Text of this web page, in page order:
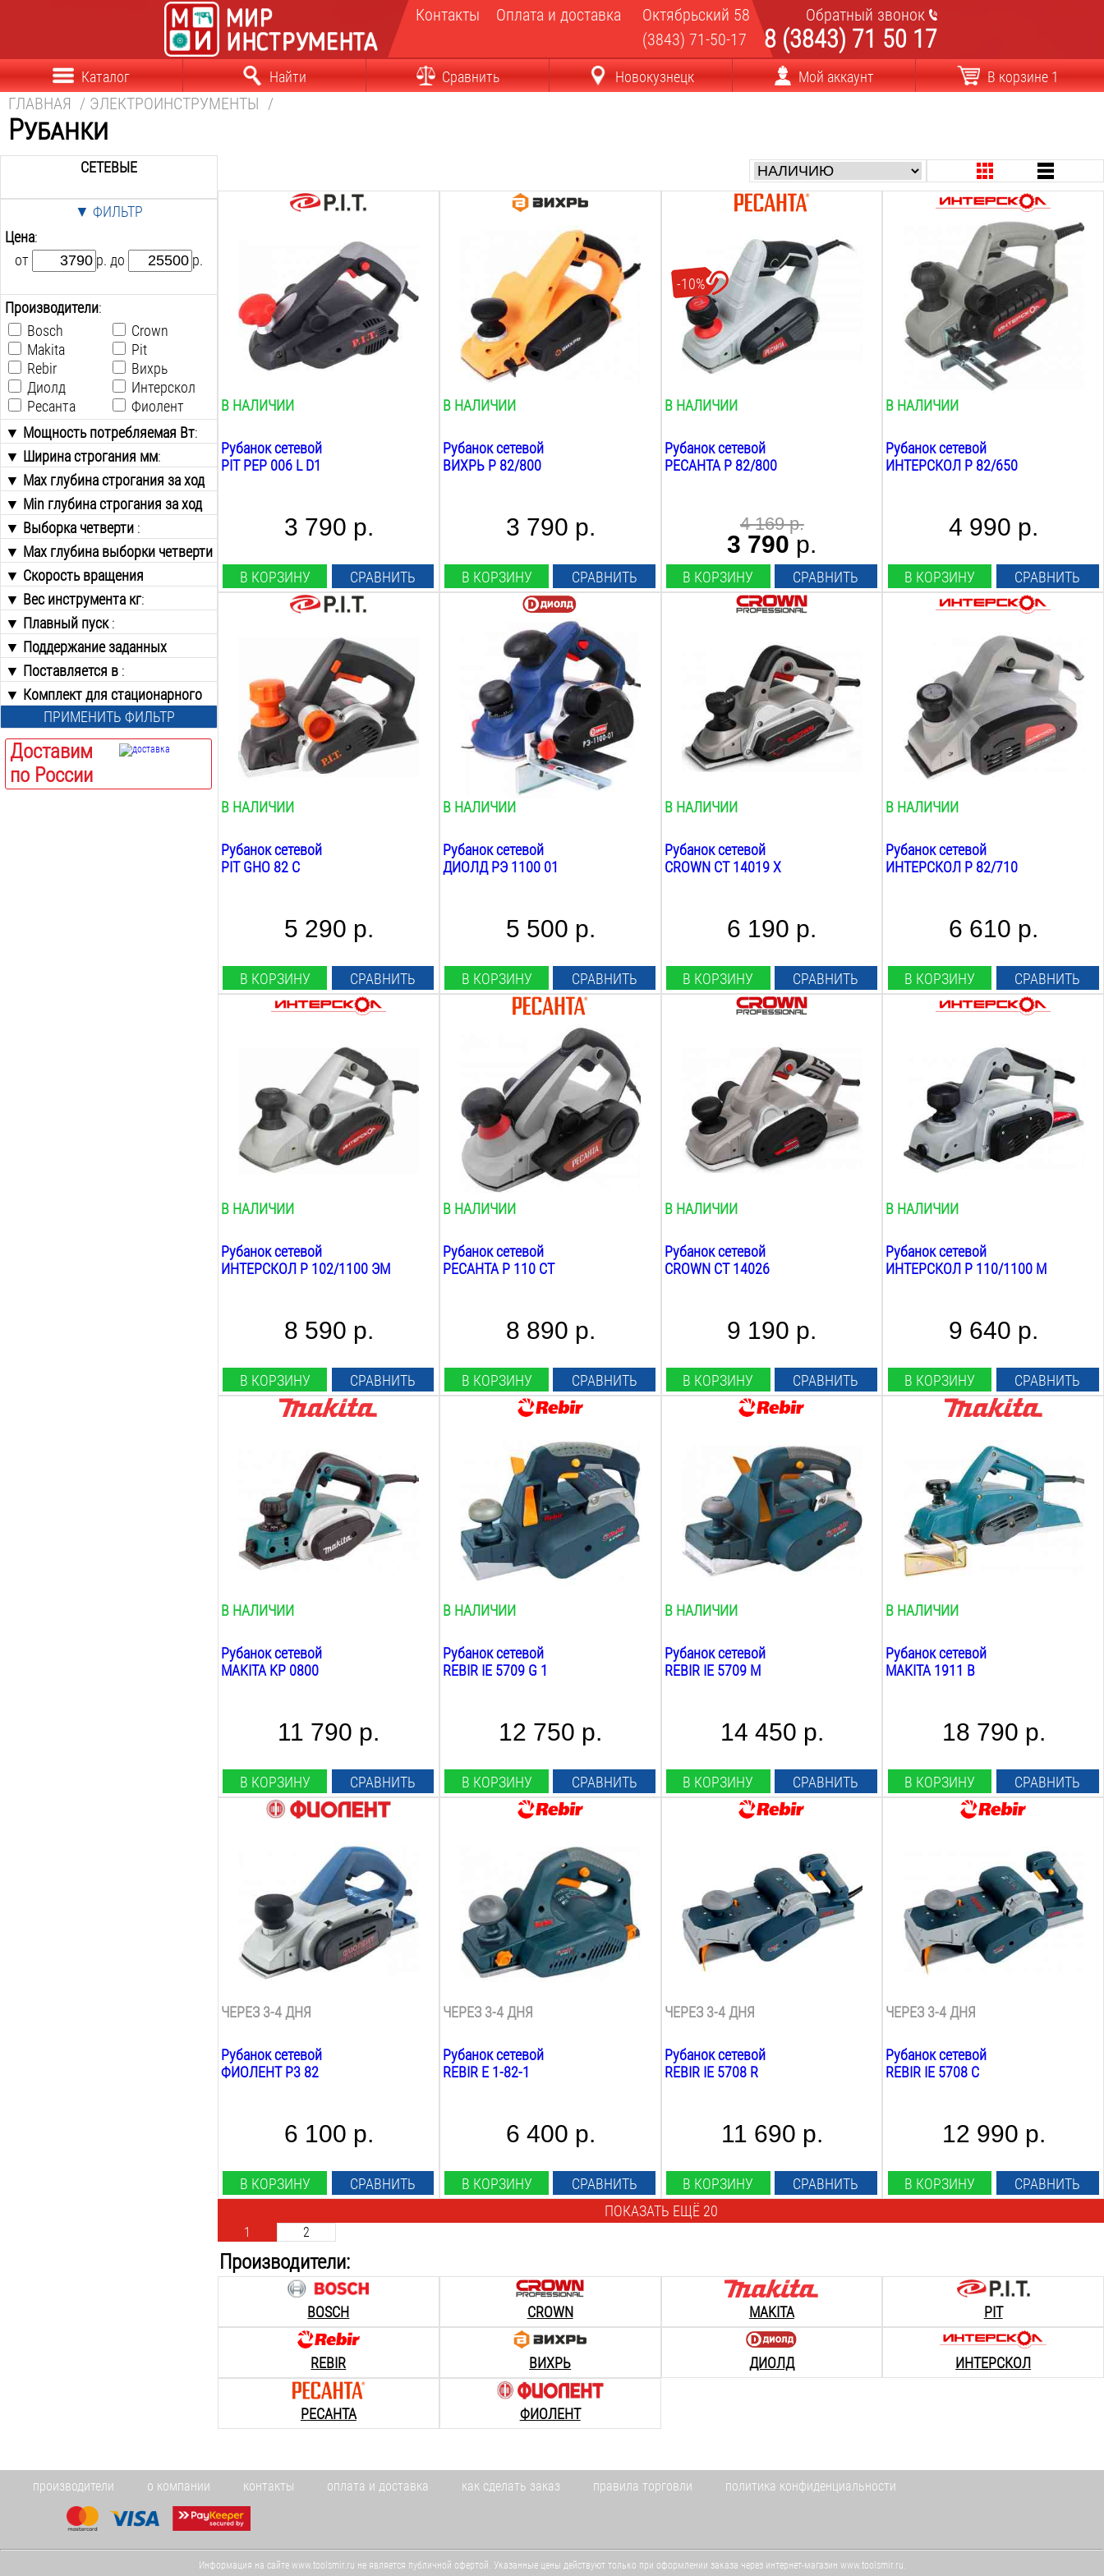
Контакты Оплата и доставка
Октябрьский 58
(3843) 71-50-17
Обратный звонок
8 (3843) 71 50 17
Каталог Найти Сравнить Новокузнецк Мой аккаунт В корзине 1
ГЛАВНАЯ / ЭЛЕКТРОИНСТРУМЕНТЫ /
Рубанки
СЕТЕВЫЕ
▼ ФИЛЬТР
Цена:
от
р. до р.
Производители:
Bosch
Crown
Makita
Pit
Rebir
Вихрь
Диолд
Интерскол
Ресанта
Фиолент
▼ Мощность потребляемая Вт:
от
до
▼ Ширина строгания мм:
60
80
82
102
110
155
170
▼ Max глубина строгания за ход
мм :
от
до
▼ Min глубина строгания за ход
мм :
0
0.1
0.2
0.25
0.33
0.5
1
▼ Выборка четверти :
Есть
Нет
▼ Max глубина выборки четверти
мм :
от
до
▼ Скорость вращения
строгального барабана об/мин
от
до
▼ Вес инструмента кг:
от
до
▼ Плавный пуск:
Есть
Нет
▼ Поддержание заданных
оборотов:
Есть
Нет
▼ Поставляется в :
Кейсе
Коробке
▼ Комплект для стационарного
применения:
Есть
Есть(опция)
Нет
ПРИМЕНИТЬ ФИЛЬТР
Доставим
по России
Ширина строгания:
Max глубина строгания:
мм
Min глубина строгания:
мм
Фальцовка:
В НАЛИЧИИ
Рубанок сетевой
PIT PEP 006 L D1
3 790 р.
В КОРЗИНУ СРАВНИТЬ
Ширина строгания:
Max глубина строгания:
мм
Min глубина строгания:
0.2мм
Фальцовка:
В НАЛИЧИИ
Рубанок сетевой
ВИХРЬ P 82/800
3 790 р.
В КОРЗИНУ СРАВНИТЬ
-10%
Ширина строгания:
80 мм
Max глубина строгания:
мм
Min глубина строгания:
0.2мм
Фальцовка:
В НАЛИЧИИ
Рубанок сетевой
РЕСАНТА Р 82/800
4 169 р.
3 790 р.
В КОРЗИНУ СРАВНИТЬ
Ширина строгания:
мм
Max глубина строгания:
мм
Min глубина строгания:
0.25мм
Фальцовка:
В НАЛИЧИИ
Рубанок сетевой
ИНТЕРСКОЛ Р 82/650
4 990 р.
В КОРЗИНУ СРАВНИТЬ
Ширина строгания:
мм
Max глубина строгания:
Фальцовка:
есть
Глубина фальцовки:
мм
В НАЛИЧИИ
Рубанок сетевой
PIT GHO 82 C
5 290 р.
В КОРЗИНУ СРАВНИТЬ
Ширина строгания:
Max глубина строгания:
Min глубина строгания:
мм
Фальцовка:
В НАЛИЧИИ
Рубанок сетевой
ДИОЛД РЭ 1100 01
5 500 р.
В КОРЗИНУ СРАВНИТЬ
Ширина строгания:
Max глубина строгания:
Фальцовка:
есть
Глубина фальцовки:
В НАЛИЧИИ
Рубанок сетевой
CROWN CT 14019 X
6 190 р.
В КОРЗИНУ СРАВНИТЬ
Ширина строгания:
Max глубина строгания:
Min глубина строгания:
мм
Фальцовка:
В НАЛИЧИИ
Рубанок сетевой
ИНТЕРСКОЛ Р 82/710
6 610 р.
В КОРЗИНУ СРАВНИТЬ
Ширина строгания:
Max глубина строгания:
мм
Min глубина строгания:
0.25 мм
Фальцовка:
В НАЛИЧИИ
Рубанок сетевой
ИНТЕРСКОЛ Р 102/1100 ЭМ
8 590 р.
В КОРЗИНУ СРАВНИТЬ
Ширина строгания:
Max глубина строгания:
мм
Фальцовка:
есть
Скорость барабана:
15000об/мин
В НАЛИЧИИ
Рубанок сетевой
РЕСАНТА Р 110 СТ
8 890 р.
В КОРЗИНУ СРАВНИТЬ
Ширина строгания:
Max глубина строгания:
мм
Фальцовка:
Скорость барабана:
В НАЛИЧИИ
Рубанок сетевой
CROWN CT 14026
9 190 р.
В КОРЗИНУ СРАВНИТЬ
Ширина строгания:
Max глубина строгания:
Min глубина строгания:
0.25мм
Фальцовка:
В НАЛИЧИИ
Рубанок сетевой
ИНТЕРСКОЛ Р 110/1100 М
9 640 р.
В КОРЗИНУ СРАВНИТЬ
Ширина строгания:
Max глубина строгания:
мм
Min глубина строгания:
0.1мм
Фальцовка:
В НАЛИЧИИ
Рубанок сетевой
MAKITA KP 0800
11 790 р.
В КОРЗИНУ СРАВНИТЬ
Ширина строгания:
Max глубина строгания:
мм
Min глубина строгания:
0.25мм
Фальцовка:
В НАЛИЧИИ
Рубанок сетевой
REBIR IE 5709 G 1
12 750 р.
В КОРЗИНУ СРАВНИТЬ
Ширина строгания:
Max глубина строгания:
Min глубина строгания:
мм
Фальцовка:
В НАЛИЧИИ
Рубанок сетевой
REBIR IE 5709 M
14 450 р.
В КОРЗИНУ СРАВНИТЬ
Ширина строгания:
мм
Max глубина строгания:
мм
Min глубина строгания:
0.25мм
Фальцовка:
В НАЛИЧИИ
Рубанок сетевой
MAKITA 1911 B
18 790 р.
В КОРЗИНУ СРАВНИТЬ
Ширина строгания:
Max глубина строгания:
Min глубина строгания:
мм
Фальцовка:
ЧЕРЕЗ 3-4 ДНЯ
Рубанок сетевой
ФИОЛЕНТ Р3 82
6 100 р.
В КОРЗИНУ СРАВНИТЬ
Ширина строгания:
Max глубина строгания:
мм
Min глубина строгания:
мм
Фальцовка:
ЧЕРЕЗ 3-4 ДНЯ
Рубанок сетевой
REBIR E 1-82-1
6 400 р.
В КОРЗИНУ СРАВНИТЬ
Ширина строгания:
Max глубина строгания:
3.5мм
Min глубина строгания:
0.33мм
Фальцовка:
ЧЕРЕЗ 3-4 ДНЯ
Рубанок сетевой
REBIR IE 5708 R
11 690 р.
В КОРЗИНУ СРАВНИТЬ
Ширина строгания:
Max глубина строгания:
3.5мм
Min глубина строгания:
0.33мм
Фальцовка:
ЧЕРЕЗ 3-4 ДНЯ
Рубанок сетевой
REBIR IE 5708 C
12 990 р.
В КОРЗИНУ
СРАВНИТЬ
ПОКАЗАТЬ ЕЩЁ 20
1 2
Производители:
BOSCH CROWN MAKITA PIT
REBIR ВИХРЬ ДИОЛД ИНТЕРСКОЛ
РЕСАНТА ФИОЛЕНТ
производители о компании контакты оплата и доставка как сделать заказ правила торговли политика конфиденциальности
Информация на сайте www.toolsmir.ru не является публичной офертой. Указанные цены действуют только при оформлении заказа через интернет-магазин www.toolsmir.ru.